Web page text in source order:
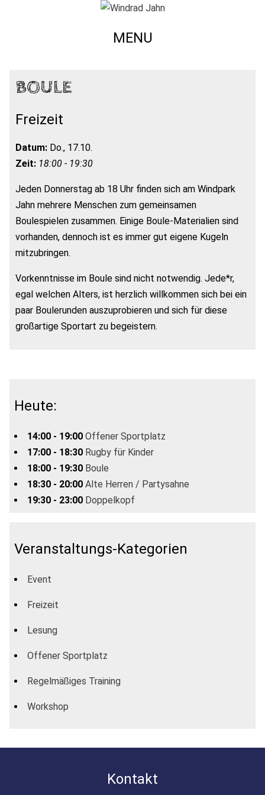
MENU
BOULE
Freizeit
Datum: Do., 17.10.
Zeit: 18:00 - 19:30
Jeden Donnerstag ab 18 Uhr finden sich am Windpark
Jahn mehrere Menschen zum gemeinsamen
Boulespielen zusammen. Einige Boule-Materialien sind
vorhanden, dennoch ist es immer gut eigene Kugeln
mitzubringen.
Vorkenntnisse im Boule sind nicht notwendig. Jede*r,
egal welchen Alters, ist herzlich willkommen sich bei ein
paar Boulerunden auszuprobieren und sich für diese
großartige Sportart zu begeistern.
Heute:
14:00 - 19:00 Offener Sportplatz
17:00 - 18:30 Rugby für Kinder
18:00 - 19:30 Boule
18:30 - 20:00 Alte Herren / Partysahne
19:30 - 23:00 Doppelkopf
Veranstaltungs-Kategorien
Event
Freizeit
Lesung
Offener Sportplatz
Regelmäßiges Training
Workshop
Kontakt